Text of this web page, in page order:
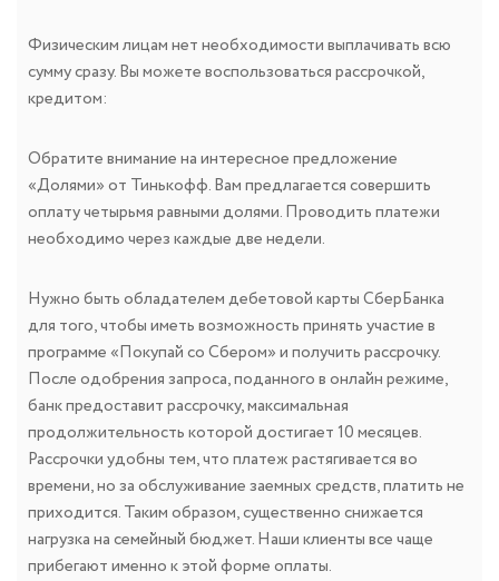
Физическим лицам нет необходимости выплачивать всю
сумму сразу. Вы можете воспользоваться рассрочкой,
кредитом:
Обратите внимание на интересное предложение
«Долями» от Тинькофф. Вам предлагается совершить
оплату четырьмя равными долями. Проводить платежи
необходимо через каждые две недели.
Нужно быть обладателем дебетовой карты СберБанка
для того, чтобы иметь возможность принять участие в
программе «Покупай со Сбером» и получить рассрочку.
После одобрения запроса, поданного в онлайн режиме,
банк предоставит рассрочку, максимальная
продолжительность которой достигает 10 месяцев.
Рассрочки удобны тем, что платеж растягивается во
времени, но за обслуживание заемных средств, платить не
приходится. Таким образом, существенно снижается
нагрузка на семейный бюджет. Наши клиенты все чаще
прибегают именно к этой форме оплаты.